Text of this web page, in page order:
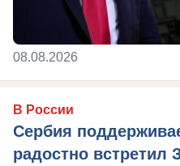
08.08.2026
В России
Сербия
радостно встретил